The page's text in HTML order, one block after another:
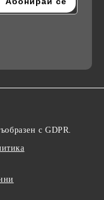
с GDPR.